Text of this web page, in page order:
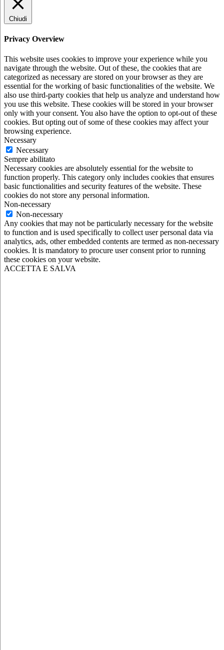
Chiudi
Privacy Overview
This website uses cookies to improve your experience while you
navigate through the website. Out of these, the cookies that are
categorized as necessary are stored on your browser as they are
essential for the working of basic functionalities of the website. We
also use third-party cookies that help us analyze and understand how
you use this website. These cookies will be stored in your browser
only with your consent. You also have the option to opt-out of these
cookies. But opting out of some of these cookies may affect your
browsing experience.
Necessary
Necessary
Sempre abilitato
Necessary cookies are absolutely essential for the website to
function properly. This category only includes cookies that ensures
basic functionalities and security features of the website. These
cookies do not store any personal information.
Non-necessary
Non-necessary
Any cookies that may not be particularly necessary for the website
to function and is used specifically to collect user personal data via
analytics, ads, other embedded contents are termed as non-necessary
cookies. It is mandatory to procure user consent prior to running
these cookies on your website.
ACCETTA E SALVA